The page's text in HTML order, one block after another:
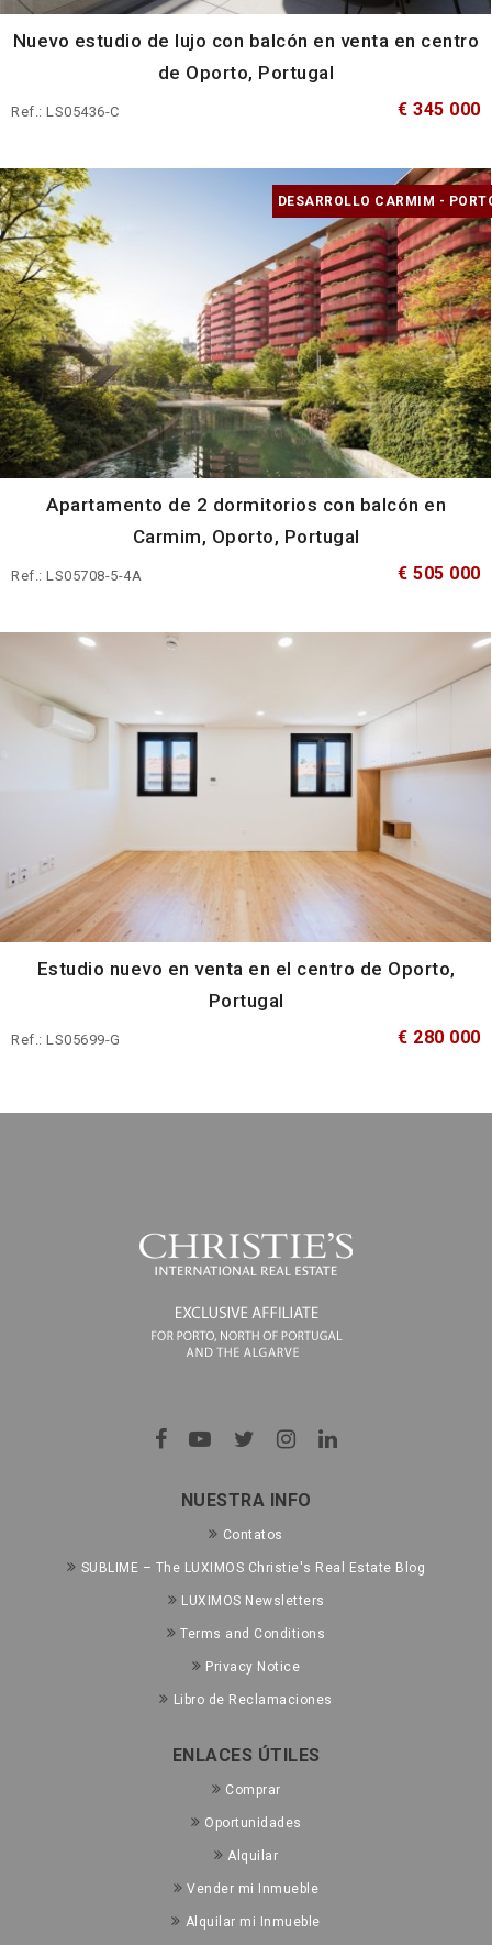
Nuevo estudio de lujo con balcón en venta en centro
de Oporto, Portugal
Ref.: LS05436-C € 345 000
DESARROLLO CARMIM -
Apartamento de 2 dormitorios con balcón en
Carmim, Oporto, Portugal
Ref.: LS05708-5-4A € 505 000
Estudio nuevo en venta en el centro de Oporto,
Portugal
Ref.: LS05699-G € 280 000
NUESTRA INFO
Contatos
SUBLIME – The LUXIMOS Christie's Real Estate Blog
LUXIMOS Newsletters
Terms and Conditions
Privacy Notice
Libro de Reclamaciones
ENLACES ÚTILES
Comprar
Oportunidades
Alquilar
Vender mi Inmueble
Alquilar mi Inmueble